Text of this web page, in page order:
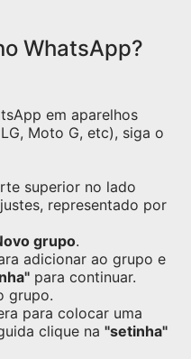
WhatsApp?
em aparelhos
Moto G, etc), siga o
superior no lado
representado por
grupo.
adicionar ao grupo e
para continuar.
grupo.
para colocar uma
clique na "setinha"